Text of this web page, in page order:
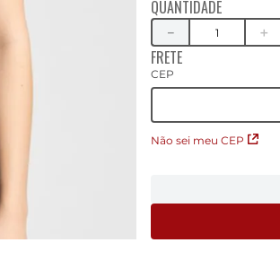
QUANTIDADE
＋
－
FRETE
CEP
Não sei meu CEP